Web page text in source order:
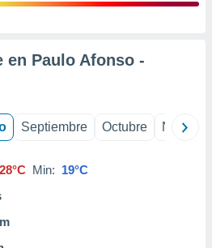
en Paulo Afonso -
Septiembre Octubre
28°C Min: 19°C